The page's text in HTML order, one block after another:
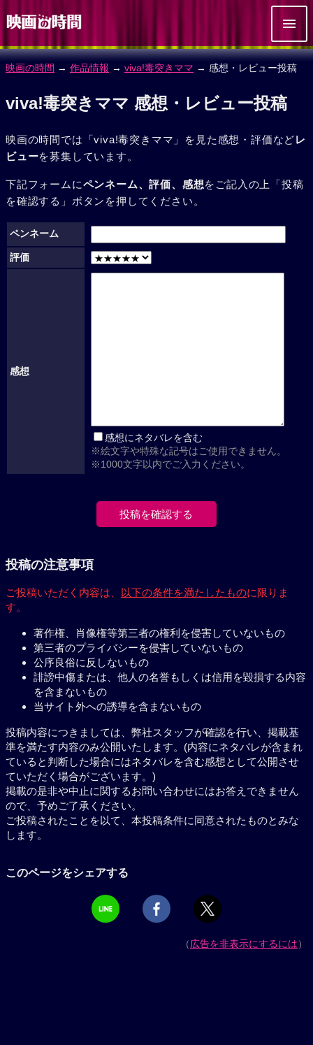
映画の時間 → 作品情報 → viva!毒突きママ → 感想・レビュー投稿
viva!毒突きママ 感想・レビュー投稿
映画の時間では「viva!毒突きママ」を見た感想・評価などレ
ビューを募集しています。
下記フォームにペンネーム、評価、感想をご記入の上「投稿
を確認する」ボタンを押してください。
ペンネーム
評価
感想
感想にネタバレを含む
※絵文字や特殊な記号はご使用できません。
※1000文字以内でご入力ください。
投稿の注意事項
ご投稿いただく内容は、 以下の条件を満たしたものに限りま
す。
著作権、肖像権等第三者の権利を侵害していないもの
第三者のプライバシーを侵害していないもの
公序良俗に反しないもの
誹謗中傷または、他人の名誉もしくは信用を毀損する内容
を含まないもの
当サイト外への誘導を含まないもの
投稿内容につきましては、弊社スタッフが確認を行い、掲載基
準を満たす内容のみ公開いたします。(内容にネタバレが含まれ
ていると判断した場合にはネタバレを含む感想として公開させ
ていただく場合がございます。)
掲載の是非や中止に関するお問い合わせにはお答えできません
ので、予めご了承ください。
ご投稿されたことを以て、本投稿条件に同意されたものとみな
します。
このページをシェアする
（広告を非表示にするには）